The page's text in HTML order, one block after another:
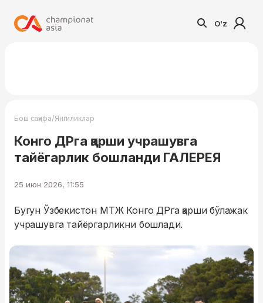
O'z
Бош саҳифа/Янгиликлар
Конго ДРга қарши учрашувга
тайёгарлик бошланди ГАЛEРEЯ
25 июн 2026, 11:55
Бугун Ўзбекистон МТЖ Конго ДРга қарши бўлажак
учрашувга тайёргарликни бошлади.